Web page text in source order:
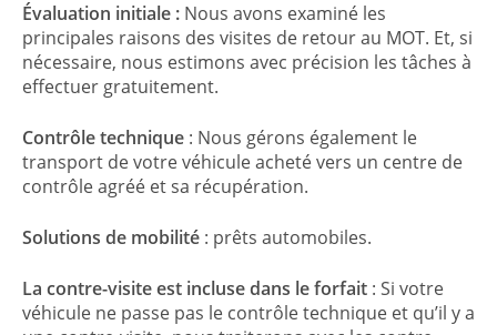
Évaluation initiale : Nous avons examiné les
principales raisons des visites de retour au MOT. Et, si
nécessaire, nous estimons avec précision les tâches à
effectuer gratuitement.
Contrôle technique : Nous gérons également le
transport de votre véhicule acheté vers un centre de
contrôle agréé et sa récupération.
Solutions de mobilité : prêts automobiles.
La contre-visite est incluse dans le forfait : Si votre
véhicule ne passe pas le contrôle technique et qu’il y a